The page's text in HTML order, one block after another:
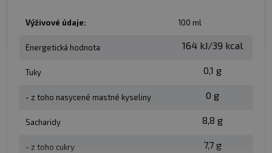
Upozornění:Neotevřené balení skladujte při pokojové
teplotě 8 C a spotřebujte do 3 dnů.
produktu tučnězvýrazněný.
Výživové údaje: 100 ml
Energetická hodnota 164 kJ/39 kcal
Tuky 0,1 g
- z toho nasycené mastné kyseliny 0 g
Sacharidy 8,8 g
- z toho cukry 7,7 g